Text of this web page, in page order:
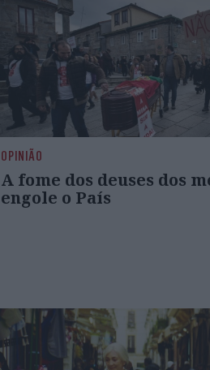
OPINIÃO
A fome dos deuses dos
engole o País